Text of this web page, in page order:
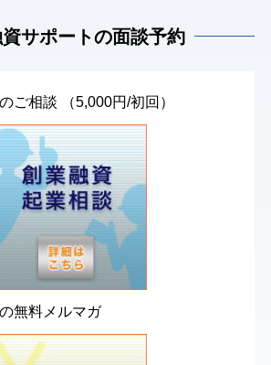
サポートの面談予約
ご相談 （5,000円/初回）
無料メルマガ